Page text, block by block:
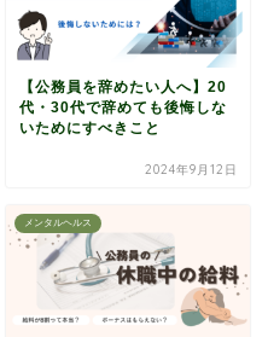
【公務員を辞めたい人へ】20
代・30代で辞めても後悔しな
いためにすべきこと
2024年9月12日
メンタルヘルス